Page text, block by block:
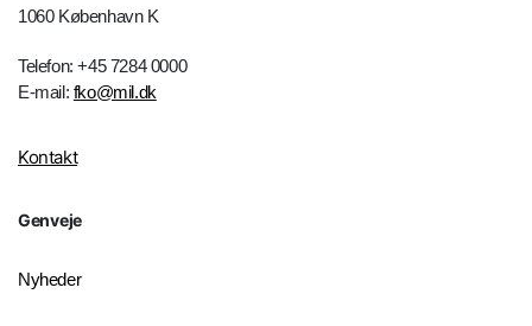
1060 København K
Telefon: +45 7284 0000
E-mail: fko@mil.dk
Kontakt
Genveje
Nyheder